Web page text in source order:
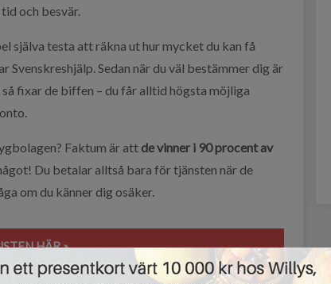
och besvär.
själva testa att räkna ut hur mycket du kan få
Svenskreshjälp. Sedan när du väl bestämmer dig är
fixar de biffen – du får alltid högsta möjliga
Faktum är attde vinner i 90 procent av
Du betalar alltså bara för tjänsten när de
om du känner dig osäker.
HÄR »